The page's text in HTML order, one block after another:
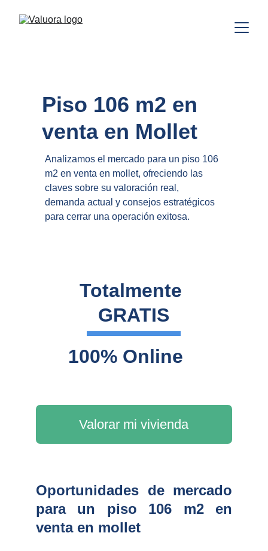
Piso 106 m2 en
venta en Mollet
Analizamos el mercado para un piso 106
m2 en venta en mollet, ofreciendo las
claves sobre su valoración real,
demanda actual y consejos estratégicos
para cerrar una operación exitosa.
Totalmente
GRATIS
Valorar mi vivienda
100% Online
Oportunidades de mercado
para un piso 106 m2 en
venta en mollet